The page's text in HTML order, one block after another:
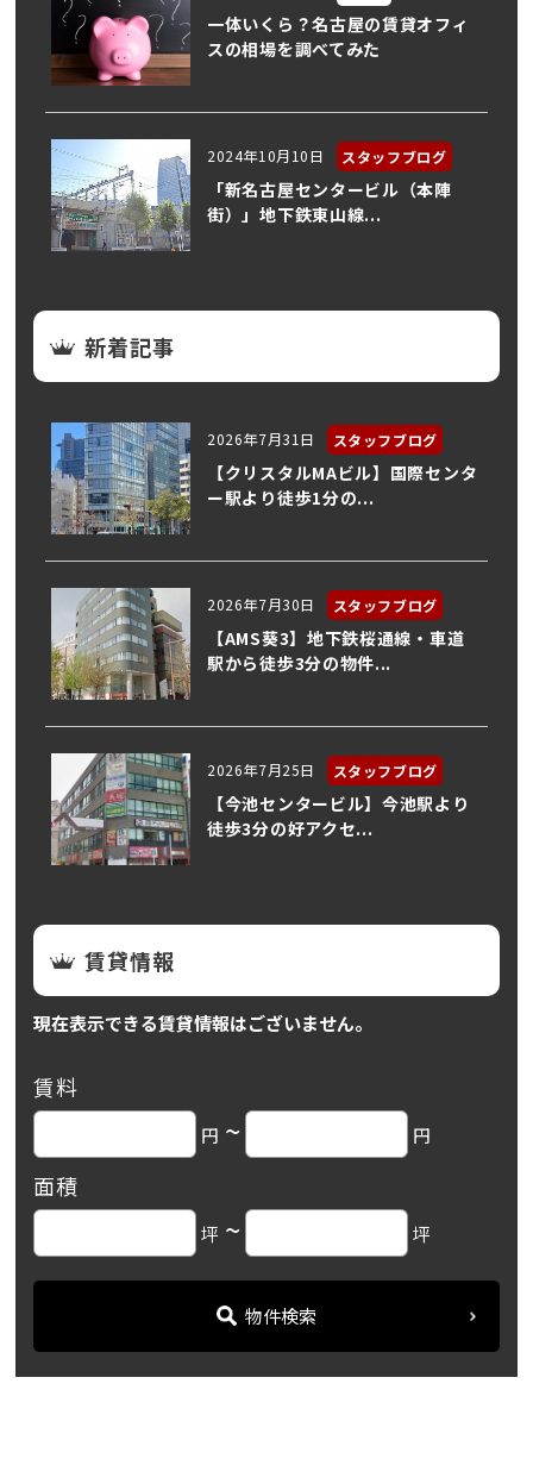
一体いくら？名古屋の賃貸オフィ
スの相場を調べてみた
2024年10月10日 スタッフブログ
「新名古屋センタービル（本陣
街）」地下鉄東山線...
新着記事
2026年7月31日 スタッフブログ
【クリスタルMAビル】国際センタ
ー駅より徒歩1分の...
2026年7月30日 スタッフブログ
【AMS葵3】地下鉄桜通線・車道
駅から徒歩3分の物件...
2026年7月25日 スタッフブログ
【今池センタービル】今池駅より
徒歩3分の好アクセ...
賃貸情報
現在表示できる賃貸情報はございません。
賃料
円 ~ 円
面積
坪 ~ 坪
物件検索